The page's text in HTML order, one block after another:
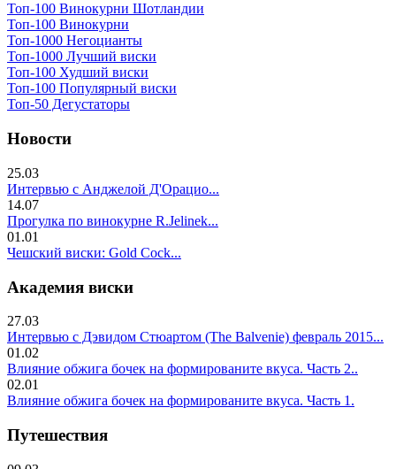
Топ-100 Винокурни Шотландии
Топ-100 Винокурни
Топ-1000 Негоцианты
Топ-1000 Лучший виски
Топ-100 Худший виски
Топ-100 Популярный виски
Топ-50 Дегустаторы
Новости
25.03
Интервью с Анджелой Д'Орацио...
14.07
Прогулка по винокурне R.Jelinek...
01.01
Чешский виски: Gold Cock...
Академия виски
27.03
Интервью с Дэвидом Стюартом (The Balvenie) февраль 2015...
01.02
Влияние обжига бочек на формированите вкуса. Часть 2..
02.01
Влияние обжига бочек на формированите вкуса. Часть 1.
Путешествия